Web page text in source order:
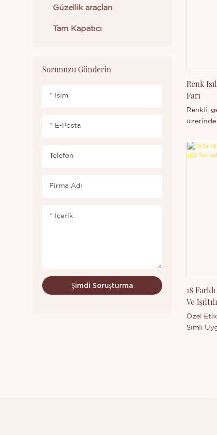
Güzellik araçları
Tam Kapatıcı
Sorunuzu Gönderin
Isim
E-Posta
Telefon
Firma Adı
Içerik
Şimdi Soruşturma
parıltı
Ayrıca,
seyahat
sipariş
Renk
Farı
Renkli,
üretme
18
Ve
Özel
Simli